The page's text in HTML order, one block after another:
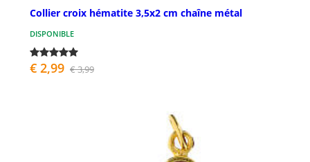
Collier croix hématite 3,5x2 cm chaîne métal
DISPONIBLE
€ 2,99 € 3,99